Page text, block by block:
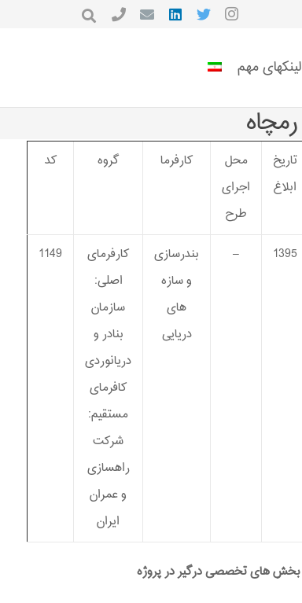
لینکهای مهم
تاریخ
ابلاغ
محل
اجرای
طرح
کارفرما گروه کد
1395
–
بندرسازی
و سازه
های
دریایی
کارفرمای
اصلی:
سازمان
بنادر و
دریانوردی
کافرمای
مستقیم:
شرکت
راهسازی
و عمران
ایران
1149
بخش های تخصصی درگیر در پروژه